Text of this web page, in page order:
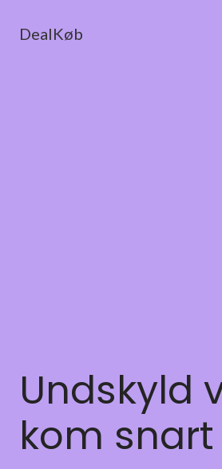
DealKøb
Undskyld
kom